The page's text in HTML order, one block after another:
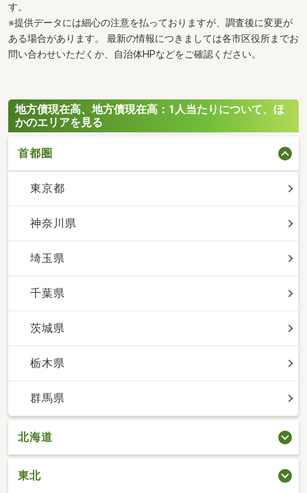
す。
※提供データには細心の注意を払っておりますが、調査後に変更が
ある場合があります。 最新の情報につきましては各市区役所までお
問い合わせいただくか、自治体HPなどをご確認ください。
地方債現在高、地方債現在高：1人当たりについて、ほ
かのエリアを見る
首都圏
東京都
神奈川県
埼玉県
千葉県
茨城県
栃木県
群馬県
北海道
東北